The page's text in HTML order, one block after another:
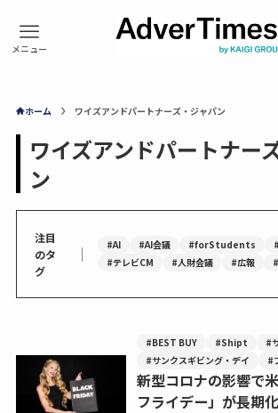
ホーム ワイズアンドパートナーズ・ジャパン
ワイズアンドパートナー
ン
注目
のタ
グ
｜ #AI #AI会議 #forStudents
#テレビCM
#人財会議 #広報
#BEST BUY #Shipt
#
#サンクスギビング・デイ
#
新型コロナの影響で
フライデー」が長期